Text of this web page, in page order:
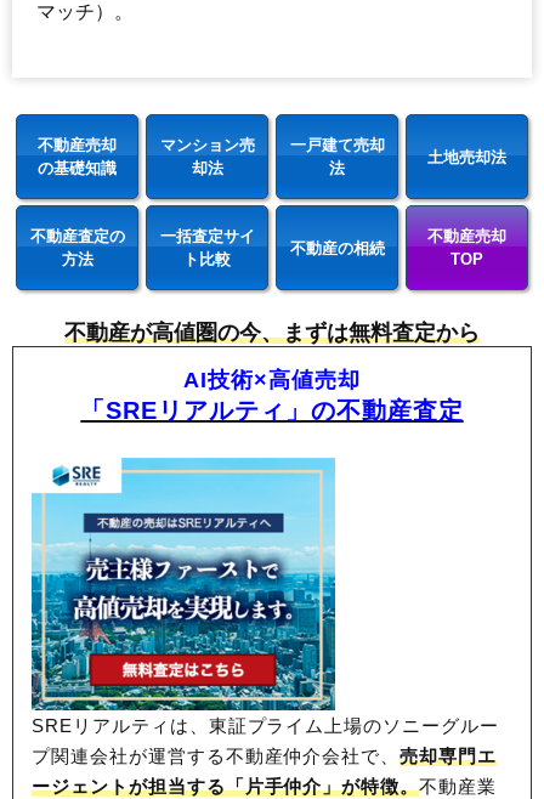
マッチ）。
不動産売却
の基礎知識
マンション売
却法
一戸建て売却
法
土地売却法
不動産査定の
方法
一括査定サイ
ト比較
不動産の相続
不動産売却
TOP
不動産が高値圏の今、まずは無料査定から
AI技術×高値売却
「SREリアルティ」の不動産査定
SREリアルティは、東証プライム上場のソニーグルー
プ関連会社が運営する不動産仲介会社で、売却専門エ
ージェントが担当する「片手仲介」が特徴。不動産業